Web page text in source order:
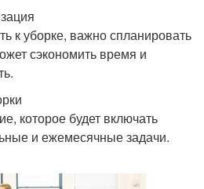
к уборке, важно спланировать
сэкономить время и
которое будет включать
и ежемесячные задачи.